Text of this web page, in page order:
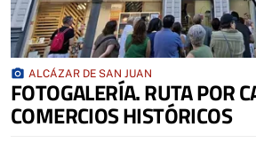
photo_camera ALCÁZAR DE SAN JUAN
FOTOGALERÍA. RUTA POR
COMERCIOS HISTÓRICOS